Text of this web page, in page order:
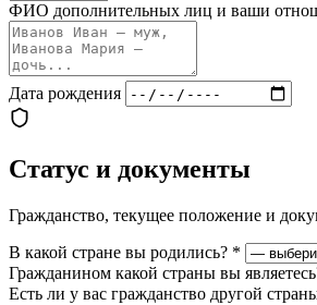
ФИО дополнительных лиц и ваши
Дата рождения
Статус и документы
Гражданство, текущее положение и
В какой стране вы родились? *
Гражданином какой страны вы
Есть ли у вас гражданство другой